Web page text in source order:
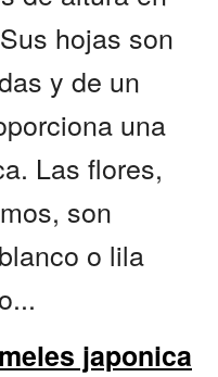
hojas son
y de un
una
Las flores,
son
o lila
japonica